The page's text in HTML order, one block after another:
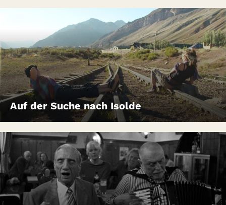
Auf der Suche nach Isolde